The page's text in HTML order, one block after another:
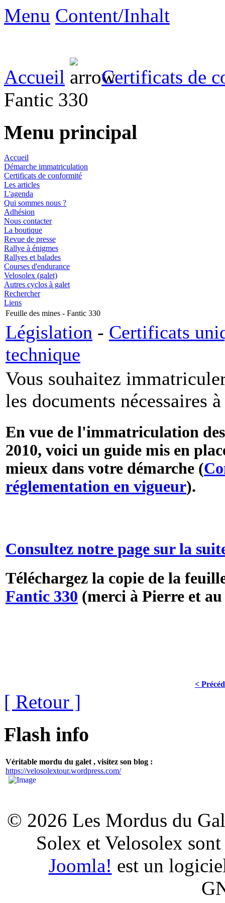
Menu Content/Inhalt
Accueil
Certificats de
Fantic 330
Menu principal
Accueil
Démarche immatriculation
Certificats de conformité
Les articles
L'agenda
Qui sommes nous ?
Adhésion
Nous contacter
La boutique
Revue de presse
Rallye à énigmes
Rallyes et balades
Courses d'endurance
Velosolex (galet)
Autres cyclos à galet
Rechercher
Liens
Feuille des mines - Fantic 330
Législation - Certificats
technique
Vous souhaitez
les documents nécessaires
En vue de l'immatriculation
2010, voici un guide mis en
mieux dans votre démarche (
réglementation en vigueur).
Consultez notre page sur la
Téléchargez la copie de la
Fantic 330 (merci à Pierre et
<
[ Retour ]
Flash info
Véritable mordu du galet , visitez son blog :
https://velosolextour.wordpress.com/
© 2026 Les Mordus du
Solex et Velosolex
Joomla! est un